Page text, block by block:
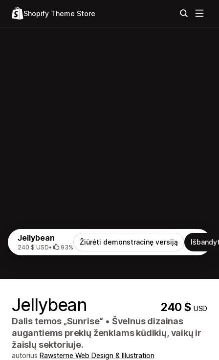
Shopify Theme Store
Jellybean
240 $ USD• 93%
Žiūrėti demonstracinę versiją
Jellybean 240 $USD
Dalis temos „Sunrise“ • Švelnus dizainas
augantiems prekių ženklams kūdikių, vaikų ir
žaislų sektoriuje.
autorius Rawsterne Web Design & Illustration